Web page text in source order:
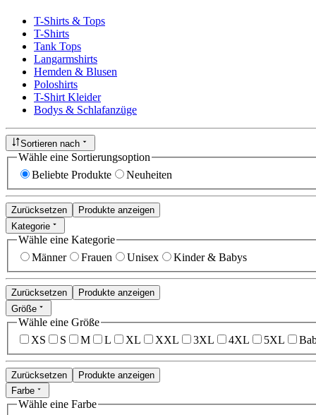
T-Shirts & Tops
T-Shirts
Tank Tops
Langarmshirts
Hemden & Blusen
Poloshirts
T-Shirt Kleider
Bodys & Schlafanzüge
Sortieren nach
Wähle eine Sortierungsoption
Beliebte Produkte
Neuheiten
Zurücksetzen
Produkte anzeigen
Kategorie
Wähle eine Kategorie
Männer
Frauen Unisex Kinder & Babys
Zurücksetzen
Produkte anzeigen
Größe
Wähle eine Größe
XS
S M L XL XXL 3XL 4XL 5XL
Zurücksetzen
Produkte anzeigen
Farbe
Wähle eine Farbe